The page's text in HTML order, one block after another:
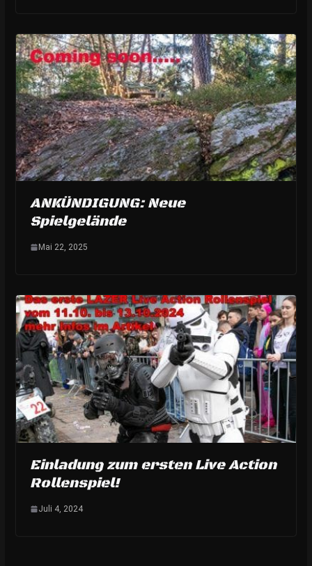
ANKÜNDIGUNG: Neue
Spielgelände
Mai 22, 2025
Einladung zum ersten Live Action
Rollenspiel!
Juli 4, 2024